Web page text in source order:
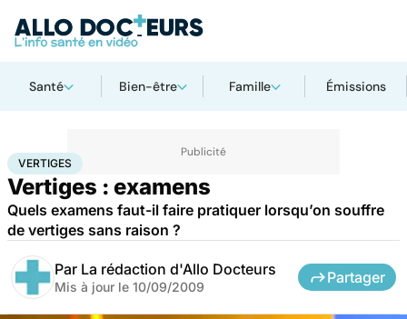
Santé Bien-être Famille Émissions
AccueilSanté
VERTIGES
Vertiges : examens
Quels examens faut-il faire pratiquer lorsqu’on souffre
de vertiges sans raison ?
Par La rédaction d'Allo Docteurs
Mis à jour le 10/09/2009
Partager